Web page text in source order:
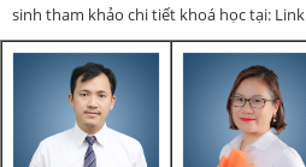
sinh tham khảo chi tiết khoá học tại: Link